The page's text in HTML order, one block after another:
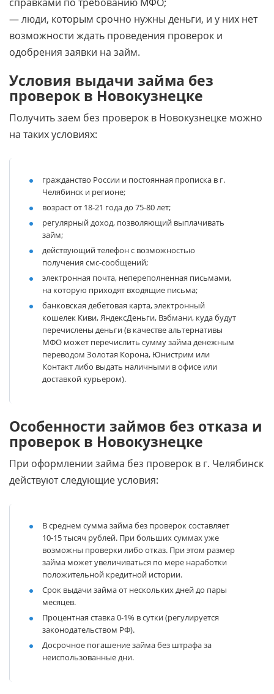
— люди, которым срочно нужны деньги, и у них нет
возможности ждать проведения проверок и
одобрения заявки на займ.
Условия выдачи займа без
проверок в Новокузнецке
Получить заем без проверок в Новокузнецке можно
на таких условиях:
гражданство России и постоянная прописка в г.
Челябинск и регионе;
возраст от 18-21 года до 75-80 лет;
регулярный доход, позволяющий выплачивать
займ;
действующий телефон с возможностью
получения смс-сообщений;
электронная почта, непереполненная письмами,
на которую приходят входящие письма;
банковская дебетовая карта, электронный
кошелек Киви, ЯндексДеньги, Вэбмани, куда будут
перечислены деньги (в качестве альтернативы
МФО может перечислить сумму займа денежным
переводом Золотая Корона, Юнистрим или
Контакт либо выдать наличными в офисе или
доставкой курьером).
Особенности займов без отказа и
проверок в Новокузнецке
При оформлении займа без проверок в г. Челябинск
действуют следующие условия:
В среднем сумма займа без проверок составляет
10-15 тысяч рублей. При больших суммах уже
возможны проверки либо отказ. При этом размер
займа может увеличиваться по мере наработки
положительной кредитной истории.
Срок выдачи займа от нескольких дней до пары
месяцев.
Процентная ставка 0-1% в сутки (регулируется
законодательством РФ).
Досрочное погашение займа без штрафа за
неиспользованные дни.